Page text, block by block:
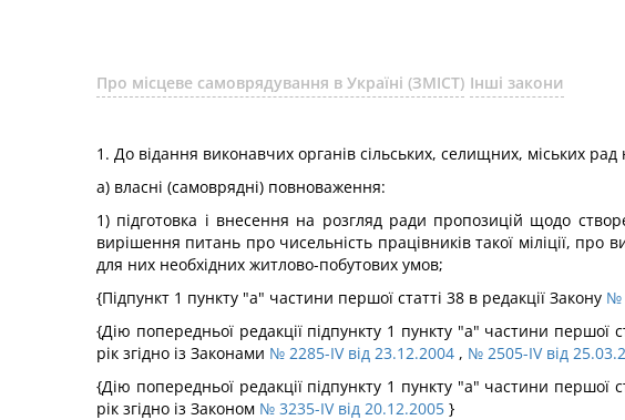
Про місцеве самоврядування в Україні (ЗМІСТ) Інші закони
1. До відання виконавчих органів сільських, селищних, міських рад
а) власні (самоврядні) повноваження:
1) підготовка і внесення на розгляд ради пропозицій щодо
вирішення питань про чисельність працівників такої міліції, про
для них необхідних житлово-побутових умов;
{Підпункт 1 пункту "а" частини першої статті 38 в редакції Закону №
{Дію попередньої редакції підпункту 1 пункту "а" частини першої
рік згідно із Законами № 2285-IV від 23.12.2004 , № 2505-IV від
{Дію попередньої редакції підпункту 1 пункту "а" частини першої
рік згідно із Законом № 3235-IV від 20.12.2005 }